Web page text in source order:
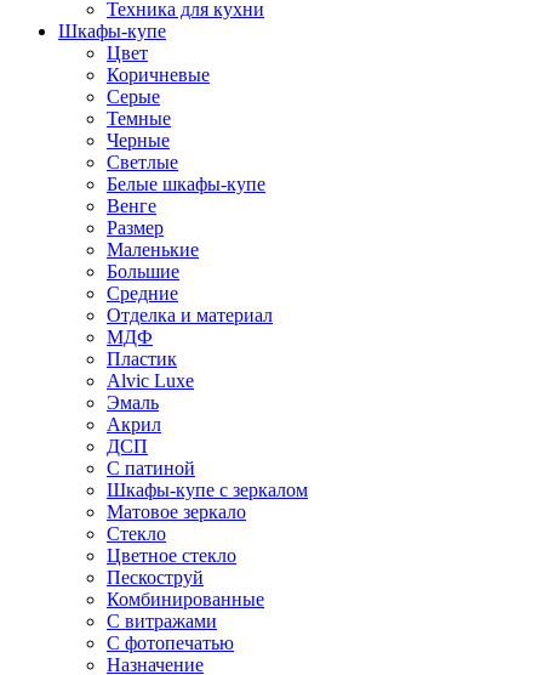
Техника для кухни
Шкафы-купе
Цвет
Коричневые
Серые
Темные
Черные
Светлые
Белые шкафы-купе
Венге
Размер
Маленькие
Большие
Средние
Отделка и материал
МДФ
Пластик
Alvic Luxe
Эмаль
Акрил
ДСП
С патиной
Шкафы-купе с зеркалом
Матовое зеркало
Стекло
Цветное стекло
Пескоструй
Комбинированные
С витражами
С фотопечатью
Назначение